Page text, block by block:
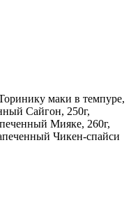
маки в темпуре,
Сайгон, 250г,
Мияке, 260г,
Чикен-спайси